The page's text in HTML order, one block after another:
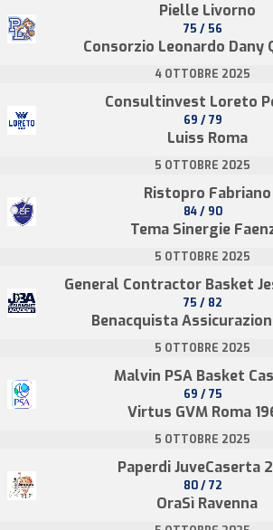
Pielle Livorno
75 / 56
Consorzio Leonardo Dany
4 OTTOBRE 2025
Consultinvest Loreto
69 / 79
Luiss Roma
5 OTTOBRE 2025
Ristopro Fabriano
84 / 90
Tema Sinergie
5 OTTOBRE 2025
General Contractor Basket
75 / 82
Benacquista
5 OTTOBRE 2025
Malvin PSA Basket
69 / 75
Virtus GVM Roma
5 OTTOBRE 2025
Paperdi JuveCaserta
80 / 72
OraSì Ravenna